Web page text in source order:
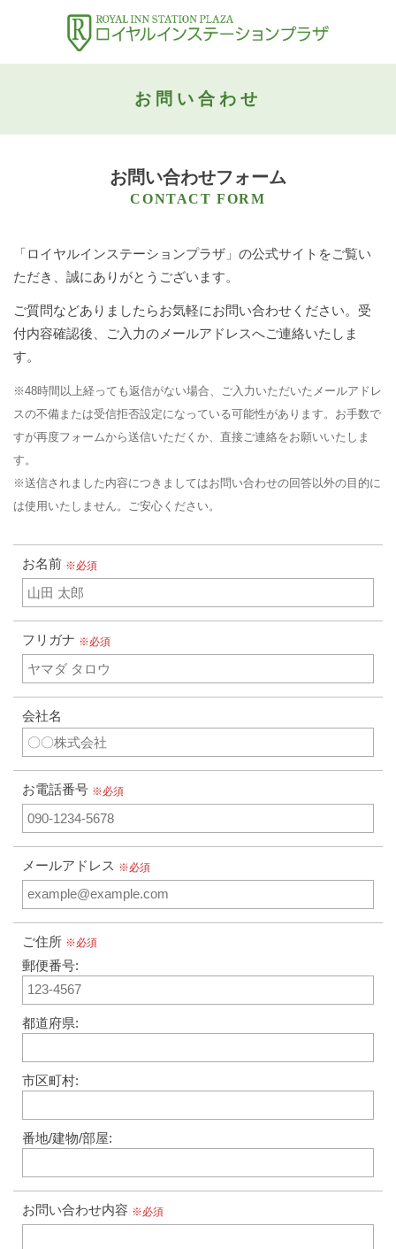
お問い合わせ
お問い合わせフォーム
CONTACT FORM
「ロイヤルインステーションプラザ」の公式サイトをご覧い
ただき、誠にありがとうございます。
ご質問などありましたらお気軽にお問い合わせください。受
付内容確認後、ご入力のメールアドレスへご連絡いたしま
す。
※48時間以上経っても返信がない場合、ご入力いただいたメールアドレ
スの不備または受信拒否設定になっている可能性があります。お手数で
すが再度フォームから送信いただくか、直接ご連絡をお願いいたしま
す。
※送信されました内容につきましてはお問い合わせの回答以外の目的に
は使用いたしません。ご安心ください。
お名前 ※必須
フリガナ ※必須
会社名
お電話番号 ※必須
メールアドレス ※必須
ご住所 ※必須
郵便番号:
都道府県:
市区町村:
番地/建物/部屋:
お問い合わせ内容 ※必須